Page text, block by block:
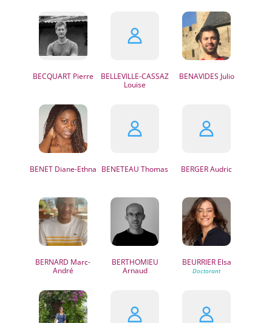
BECQUARTPierre
BELLEVILLE-CASSAZ
Louise
BENAVIDES Julio
BENETDiane-Ethna BENETEAU Thomas BERGERAudric
BERNARD Marc-
André
BERTHOMIEU
Arnaud
BEURRIERElsa